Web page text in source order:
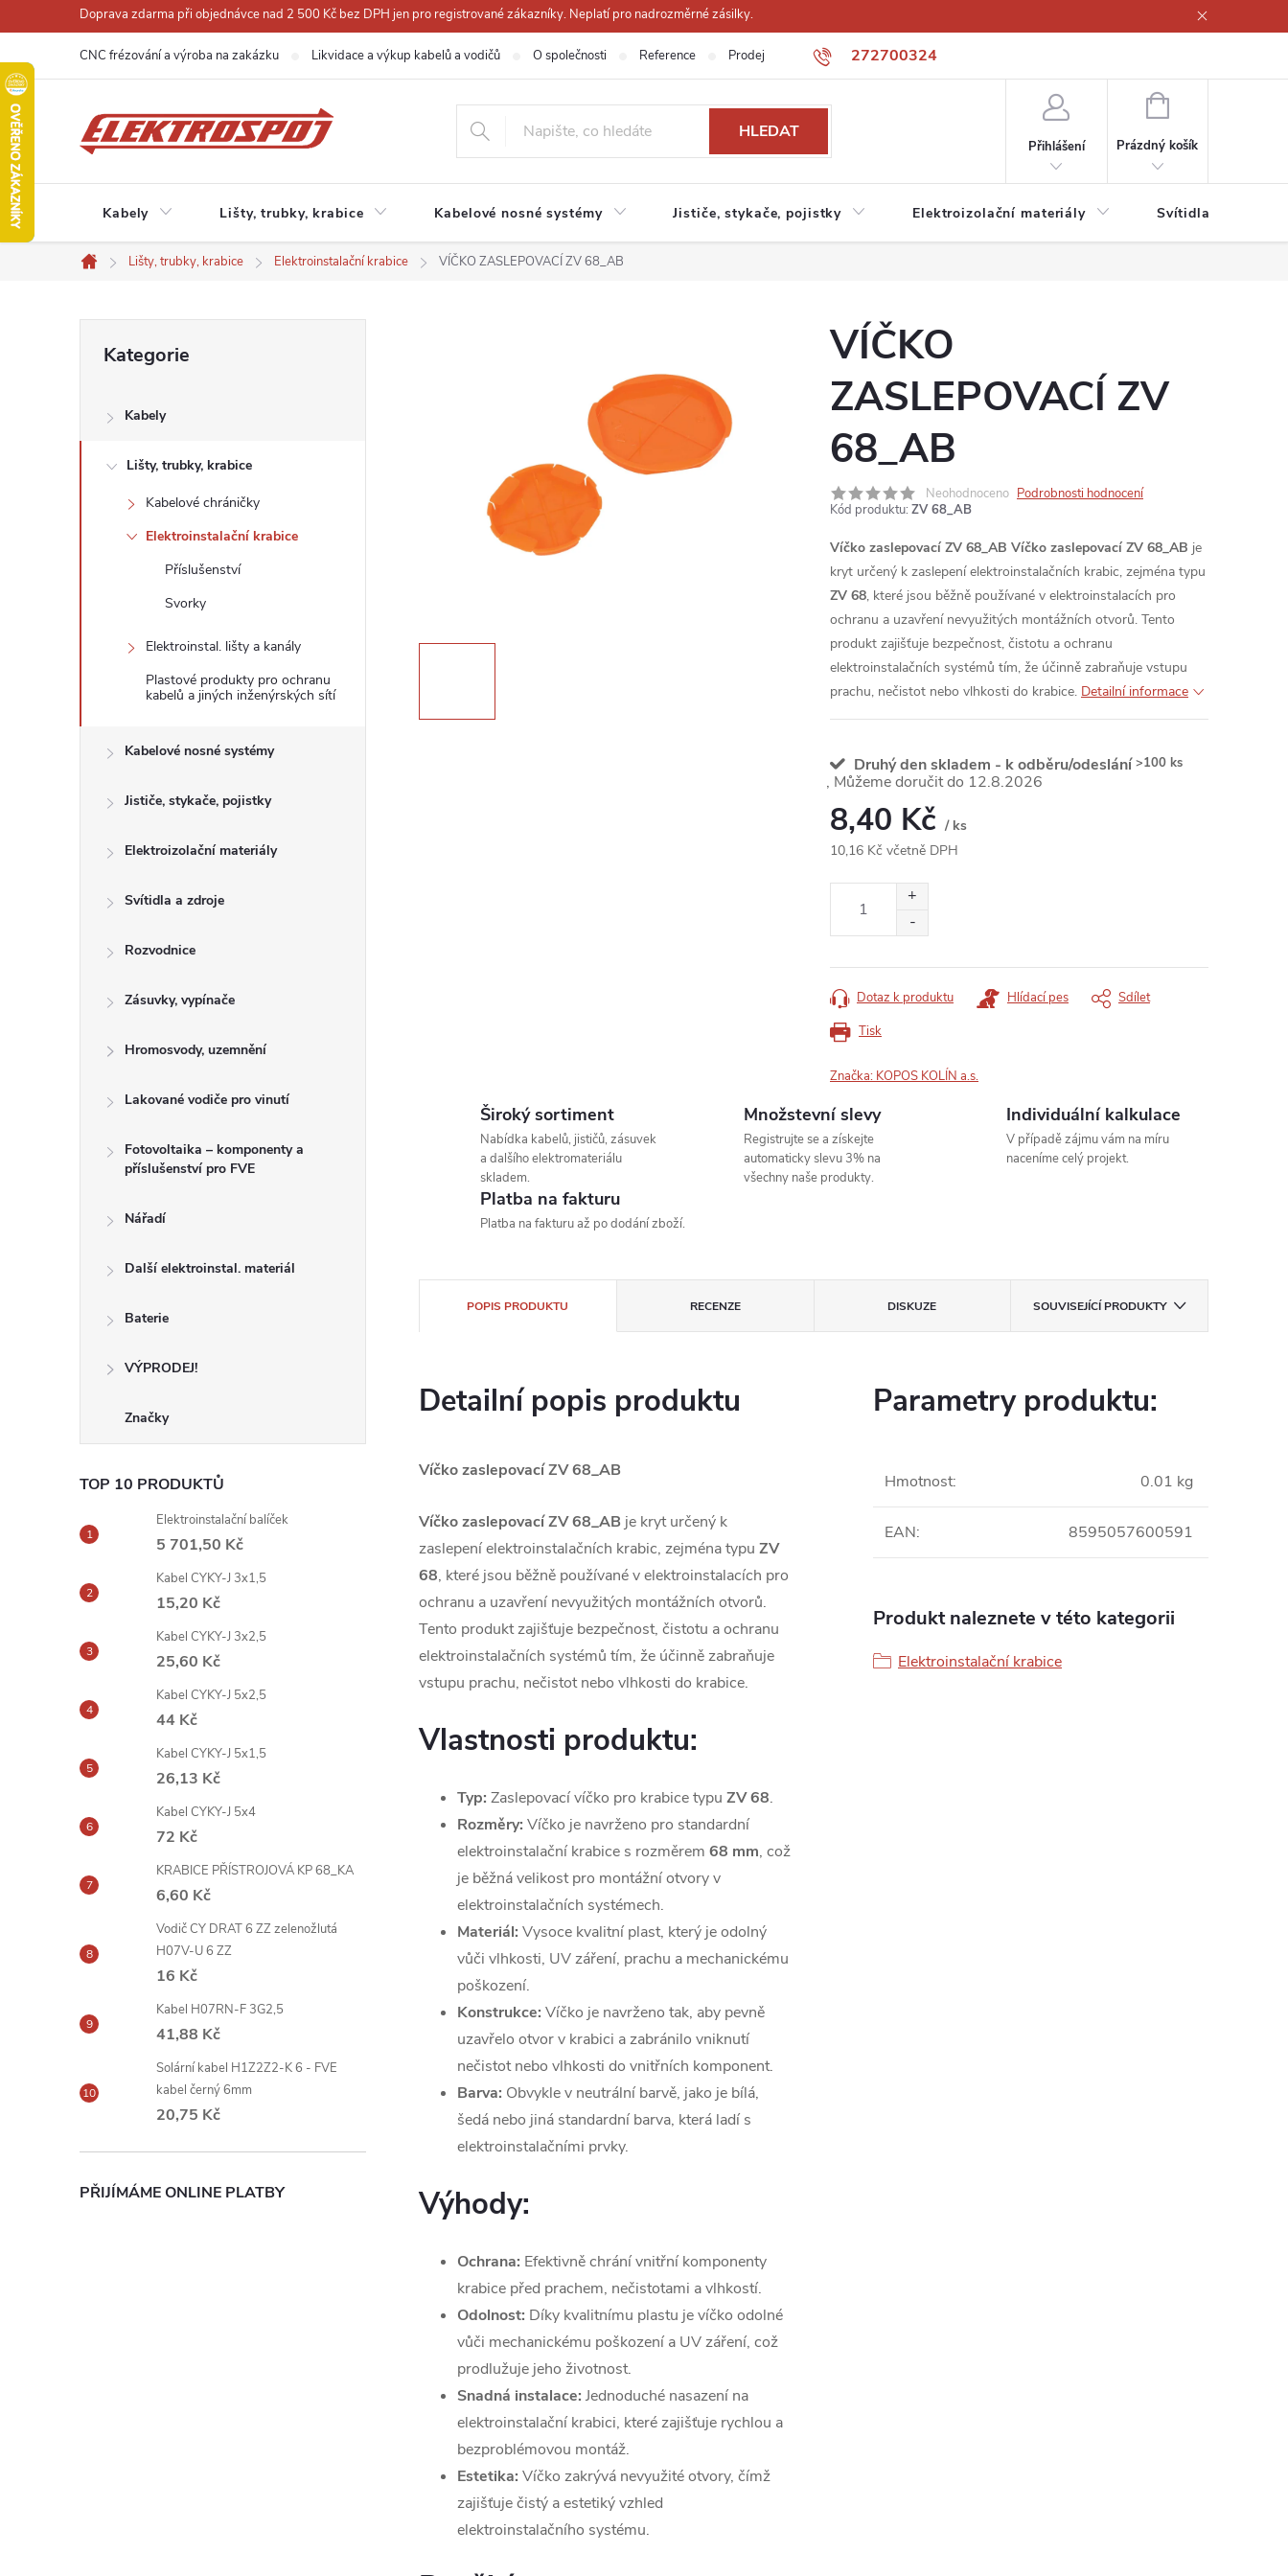
na
obsah
Doprava zdarma při objednávce nad 2 500 Kč bez DPH jen pro registrované zákazníky. Neplatí pro nadrozměrné zásilky.
272700324
CNC frézování a výroba na zakázku Likvidace a výkup kabelů a vodičů O společnosti Reference Prodejna Obchodní podmínky
HLEDAT
Přihlášení
NÁKUPNÍ
Prázdný košík
Kabely Lišty, trubky, krabice Kabelové nosné systémy Jističe, stykače, pojistky Elektroizolační materiály Svítidla a zdroje
Domů
Lišty, trubky, krabice Elektroinstalační krabice VÍČKO ZASLEPOVACÍ ZV 68_AB
s
í
kategorie
Kategorie
Kabely
Lišty, trubky, krabice
Kabelové chráničky
Elektroinstalační krabice
Příslušenství
Svorky
Elektroinstal. lišty a kanály
Plastové produkty pro ochranu
kabelů a jiných inženýrských sítí
Kabelové nosné systémy
Jističe, stykače, pojistky
Elektroizolační materiály
Svítidla a zdroje
Rozvodnice
Zásuvky, vypínače
Hromosvody, uzemnění
Lakované vodiče pro vinutí
Fotovoltaika – komponenty a
příslušenství pro FVE
Nářadí
Další elektroinstal. materiál
Baterie
VÝPRODEJ!
Značky
TOP 10 PRODUKTŮ
Elektroinstalační balíček
5 701,50 Kč
Kabel CYKY-J 3x1,5
15,20 Kč
Kabel CYKY-J 3x2,5
25,60 Kč
Kabel CYKY-J 5x2,5
44 Kč
Kabel CYKY-J 5x1,5
26,13 Kč
Kabel CYKY-J 5x4
72 Kč
KRABICE PŘÍSTROJOVÁ KP 68_KA
6,60 Kč
Vodič CY DRAT 6 ZZ zelenožlutá
H07V-U 6 ZZ
16 Kč
Kabel H07RN-F 3G2,5
41,88 Kč
Solární kabel H1Z2Z2-K 6 - FVE
kabel černý 6mm
20,75 Kč
PŘIJÍMÁME ONLINE PLATBY
VÍČKO
ZASLEPOVACÍ ZV
68_AB
Neohodnoceno Podrobnosti hodnocení
Kód produktu: ZV 68_AB
Víčko zaslepovací ZV 68_AB Víčko zaslepovací ZV 68_AB je
kryt určený k zaslepení elektroinstalačních krabic, zejména typu
ZV 68, které jsou běžně používané v elektroinstalacích pro
ochranu a uzavření nevyužitých montážních otvorů. Tento
produkt zajišťuje bezpečnost, čistotu a ochranu
elektroinstalačních systémů tím, že účinně zabraňuje vstupu
prachu, nečistot nebo vlhkosti do krabice. Detailní informace
Druhý den skladem - k odběru/odeslání >100 ks
12.8.2026
8,40 Kč / ks
10,16 Kč včetně DPH
Tisk
Dotaz k produktu Hlídací pes Sdílet
Značka: KOPOS KOLÍN a.s.
Široký sortiment
Nabídka kabelů, jističů, zásuvek
a dalšího elektromateriálu
skladem.
Množstevní slevy
Registrujte se a získejte
automaticky slevu 3% na
všechny naše produkty.
Individuální kalkulace
V případě zájmu vám na míru
naceníme celý projekt.
Platba na fakturu
Platba na fakturu až po dodání zboží.
POPIS PRODUKTU RECENZE DISKUZE SOUVISEJÍCÍ PRODUKTY
Detailní popis produktu
Víčko zaslepovací ZV 68_AB
Víčko zaslepovací ZV 68_AB je kryt určený k
zaslepení elektroinstalačních krabic, zejména typu ZV
68, které jsou běžně používané v elektroinstalacích pro
ochranu a uzavření nevyužitých montážních otvorů.
Tento produkt zajišťuje bezpečnost, čistotu a ochranu
elektroinstalačních systémů tím, že účinně zabraňuje
vstupu prachu, nečistot nebo vlhkosti do krabice.
Vlastnosti produktu:
Typ: Zaslepovací víčko pro krabice typu ZV 68.
Rozměry: Víčko je navrženo pro standardní
elektroinstalační krabice s rozměrem 68 mm, což
je běžná velikost pro montážní otvory v
elektroinstalačních systémech.
Materiál: Vysoce kvalitní plast, který je odolný
vůči vlhkosti, UV záření, prachu a mechanickému
poškození.
Konstrukce: Víčko je navrženo tak, aby pevně
uzavřelo otvor v krabici a zabránilo vniknutí
nečistot nebo vlhkosti do vnitřních komponent.
Barva: Obvykle v neutrální barvě, jako je bílá,
šedá nebo jiná standardní barva, která ladí s
elektroinstalačními prvky.
Výhody:
Ochrana: Efektivně chrání vnitřní komponenty
krabice před prachem, nečistotami a vlhkostí.
Odolnost: Díky kvalitnímu plastu je víčko odolné
vůči mechanickému poškození a UV záření, což
prodlužuje jeho životnost.
Snadná instalace: Jednoduché nasazení na
elektroinstalační krabici, které zajišťuje rychlou a
bezproblémovou montáž.
Estetika: Víčko zakrývá nevyužité otvory, čímž
zajišťuje čistý a estetiký vzhled
elektroinstalačního systému.
Parametry produktu:
Hmotnost: 0.01 kg
EAN: 8595057600591
Produkt naleznete v této kategorii
Elektroinstalační krabice